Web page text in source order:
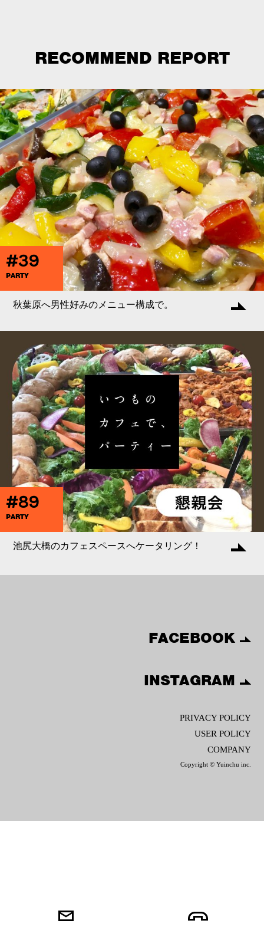
RECOMMEND REPORT
#39
PARTY
秋葉原へ男性好みのメニュー構成で。
#89
PARTY
池尻大橋のカフェスペースへケータリング！
FACEBOOK
INSTAGRAM
PRIVACY POLICY
USER POLICY
COMPANY
Copyright © Yuinchu inc.